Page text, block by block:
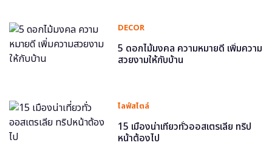
DECOR
5 ดอกไม้มงคล ความหมายดี เพิ่มความ
สวยงามให้กับบ้าน
ไลฟ์สไตล์
15 เมืองน่าเที่ยวทั่วออสเตรเลีย ทริป
หน้าต้องไป